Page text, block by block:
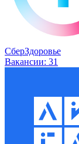
СберЗдоровье
Вакансии: 31